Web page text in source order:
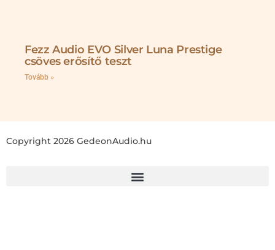
Fezz Audio EVO Silver Luna Prestige
csöves erősítő teszt
Tovább »
Copyright 2026 GedeonAudio.hu